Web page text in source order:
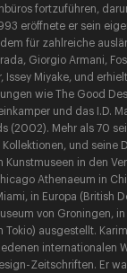
fortzuführen,
eröffnete er sein
für zahlreiche
Giorgio Armani,
Issey Miyake, und
wie The Good
und das I.D.
(2002). Mehr als 70
und seine
in den
Athenaeum in
in Europa (British
von Groningen,
Tokio) ausgestellt.
internationalen
Zeitschriften. Er